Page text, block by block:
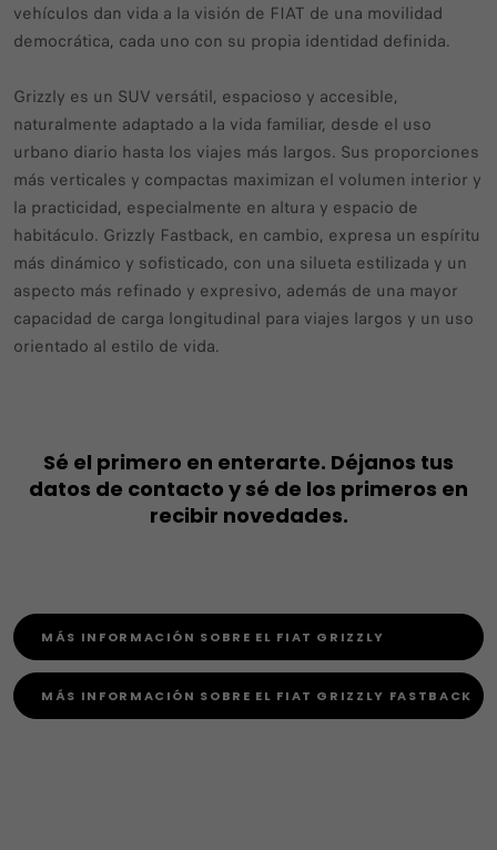
vehículos dan vida a la visión de FIAT de una movilidad
democrática, cada uno con su propia identidad definida.
Grizzly es un SUV versátil, espacioso y accesible,
naturalmente adaptado a la vida familiar, desde el uso
urbano diario hasta los viajes más largos. Sus proporciones
más verticales y compactas maximizan el volumen interior y
la practicidad, especialmente en altura y espacio de
habitáculo. Grizzly Fastback, en cambio, expresa un espíritu
más dinámico y sofisticado, con una silueta estilizada y un
aspecto más refinado y expresivo, además de una mayor
capacidad de carga longitudinal para viajes largos y un uso
orientado al estilo de vida.
Sé el primero en enterarte. Déjanos tus
datos de contacto y sé de los primeros en
recibir novedades.
MÁS INFORMACIÓN SOBRE EL FIAT GRIZZLY
MÁS INFORMACIÓN SOBRE EL FIAT GRIZZLY FASTBACK